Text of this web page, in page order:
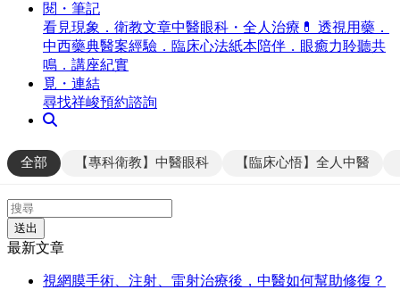
閱・筆記
看見現象．衛教文章中醫眼科・全人治療 💊 透視用藥．
中西藥典醫案經驗．臨床心法紙本陪伴．眼癒力聆聽共
鳴．講座紀實
覓・連結
尋找祥峻預約諮詢
全部 【專科衛教】中醫眼科 【臨床心悟】全人中醫
送出
最新文章
視網膜手術、注射、雷射治療後，中醫如何幫助修復？